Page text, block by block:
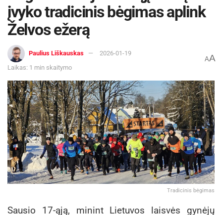
įvyko tradicinis bėgimas aplink
Želvos ežerą
Paulius Liškauskas
2026-01-19
Laikas: 1 min skaitymo
AA
Tradicinis bėgimas
Sausio 17-ąją, minint Lietuvos laisvės gynėjų